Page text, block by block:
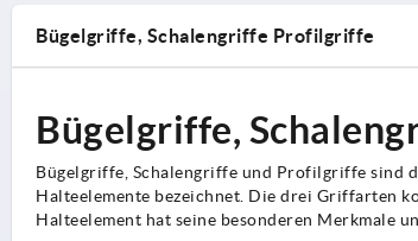
Bügelgriffe, Schalengriffe Profilgriffe
Bügelgriffe,
Bügelgriffe, Schalengriffe und Profilgriffe sind
Halteelemente bezeichnet. Die drei Griffarten
Halteelement hat seine besonderen Merkmale